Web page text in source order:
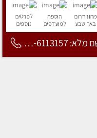
מחוז דרום
באר שבע
הוספה
למועדפים
לפרטים
נוספים
שם מלא: 053-6113157